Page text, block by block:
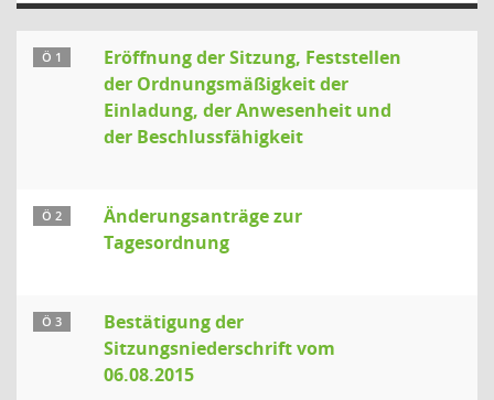
Ö 1
Eröffnung der Sitzung, Feststellen
der Ordnungsmäßigkeit der
Einladung, der Anwesenheit und
der Beschlussfähigkeit
Ö 2
Änderungsanträge zur
Tagesordnung
Ö 3
Bestätigung der
Sitzungsniederschrift vom
06.08.2015